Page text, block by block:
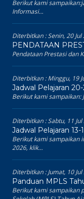
Berikut kami
Informasi...
Diterbitkan :Senin, 20 Jul
PENDATAAN
Pendataan Prestasi dan
Diterbitkan :Minggu, 19
Jadwal Pelajaran
Berikut kami sampaikan:
Diterbitkan :Sabtu, 11
Jadwal Pelajaran 13-
Berikut kami sampaikan
2026, klik...
Diterbitkan :Jumat, 10
Panduan MPLS
Berikut kami sampaikan